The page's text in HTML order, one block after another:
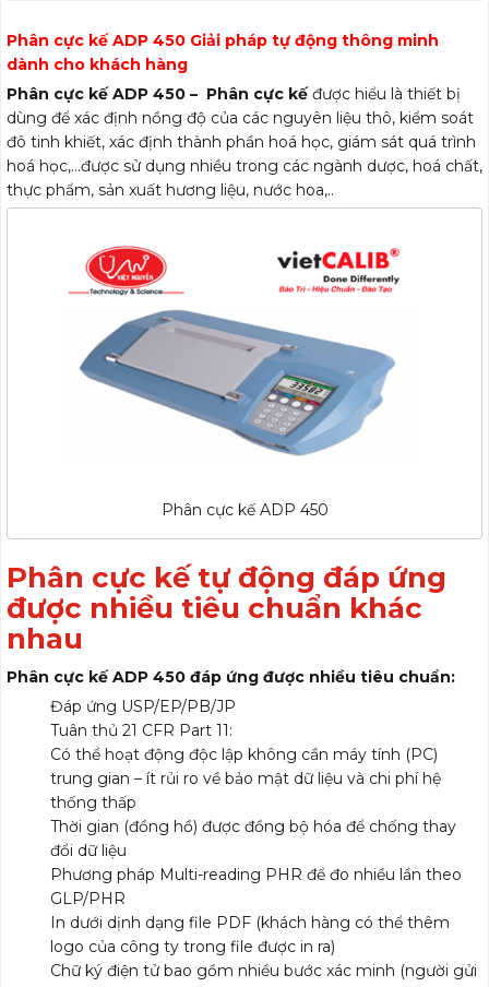
Phân cực kế ADP 450 Giải pháp tự động thông minh
dành cho khách hàng
Phân cực kế ADP 450 – Phân cực kếđược hiểu là thiết bị
dùng để xác định nồng độ của các nguyên liệu thô, kiểm soát
đô tinh khiết, xác định thành phần hoá học, giám sát quá trình
hoá học,…được sử dụng nhiều trong các ngành dược, hoá chất,
thực phẩm, sản xuất hương liệu, nước hoa,..
Phân cực kế ADP 450
Phân cực kế tự động đáp ứng
được nhiều tiêu chuẩn khác
nhau
Phân cực kế ADP 450 đáp ứng được nhiều tiêu chuẩn:
Đáp ứng USP/EP/PB/JP
Tuân thủ 21 CFR Part 11:
Có thể hoạt động độc lập không cần máy tính (PC)
trung gian – ít rủi ro về bảo mật dữ liệu và chi phí hệ
thống thấp
Thời gian (đồng hồ) được đồng bộ hóa để chống thay
đổi dữ liệu
Phương pháp Multi-reading PHR để đo nhiều lần theo
GLP/PHR
In dưới dịnh dạng file PDF (khách hàng có thể thêm
logo của công ty trong file được in ra)
Chữ ký điện tử bao gồm nhiều bước xác minh (người gửi